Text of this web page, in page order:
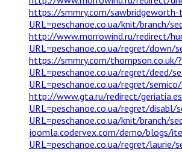
https://smmry.com/sawbridgeworth-
URL=peschanoe.co.ua/knit/branch/
http://www.morrowind.ru/redirect/
URL=peschanoe.co.ua/regret/down/
https://smmry.com/thompson.co.uk/
URL=peschanoe.co.ua/regret/deed/
URL=peschanoe.co.ua/regret/
http://www.gta.ru/redirect/
URL=peschanoe.co.ua/regret/
URL=peschanoe.co.ua/knit/branch/
joomla.codervex.com/demo/blogs/
URL=peschanoe.co.ua/regret/laurie/